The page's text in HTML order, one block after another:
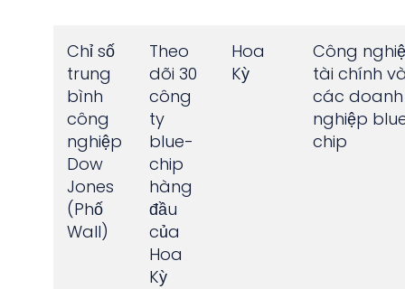
Chỉ số
trung
bình
công
nghiệp
Dow
Jones
(Phố
Wall)
Theo
dõi 30
công
ty
blue-
chip
hàng
đầu
của
Hoa
Kỳ
Hoa
Kỳ
Công
tài chính
các doanh
nghiệp
chip